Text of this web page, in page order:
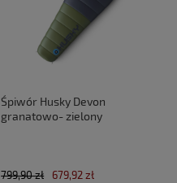
Śpiwór Husky Devon
granatowo- zielony
679,92 zł
799,90 zł